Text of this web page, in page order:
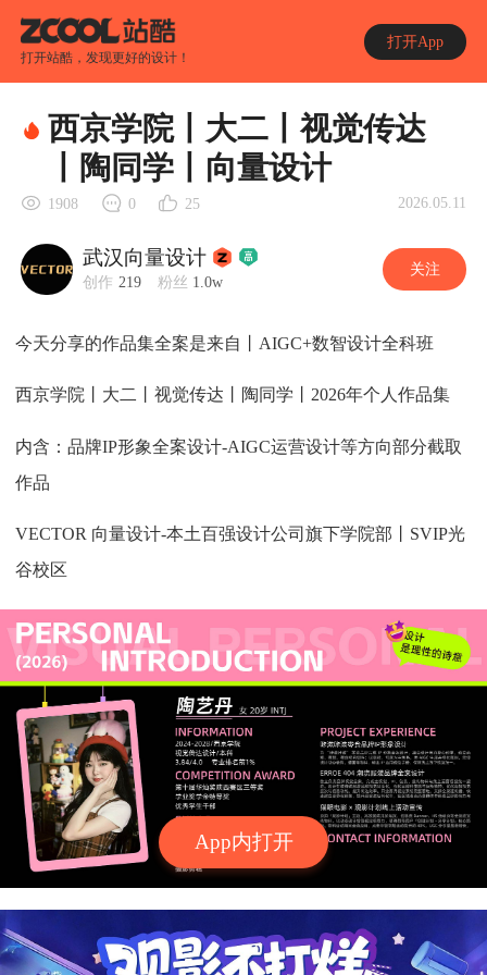
打开站酷，发现更好的设计！
打开App
App内打开
西京学院丨大二丨视觉传达
丨陶同学丨向量设计
1908 0 25 2026.05.11
武汉向量设计
创作 219 粉丝 1.0w
关注
今天分享的作品集全案是来自丨AIGC+数智设计全科班
西京学院丨大二丨视觉传达丨陶同学丨2026年个人作品集
内含：品牌IP形象全案设计-AIGC运营设计等方向部分截取
作品
VECTOR 向量设计-本土百强设计公司旗下学院部丨SVIP光
谷校区